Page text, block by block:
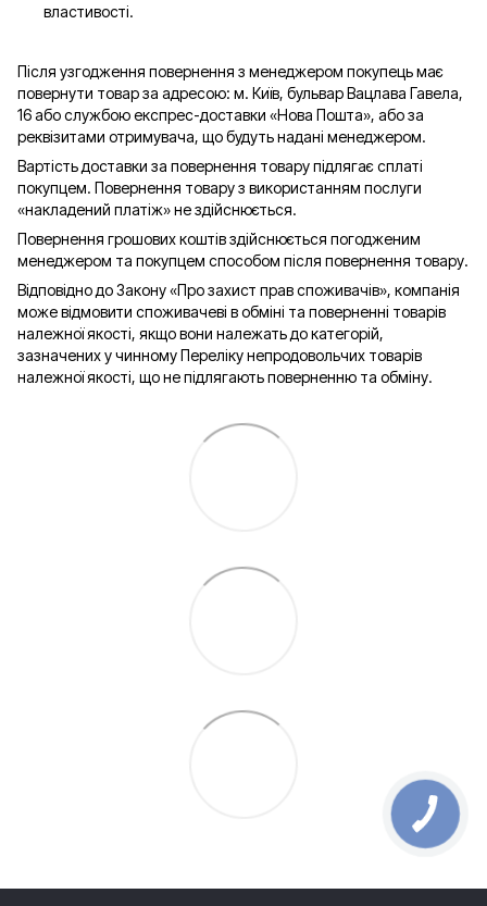
властивості.
Після узгодження повернення з менеджером покупець має
повернути товар за адресою: м. Київ, бульвар Вацлава Гавела,
16 або службою експрес-доставки «Нова Пошта», або за
реквізитами отримувача, що будуть надані менеджером.
Вартість доставки за повернення товару підлягає сплаті
покупцем. Повернення товару з використанням послуги
«накладений платіж» не здійснюється.
Повернення грошових коштів здійснюється погодженим
менеджером та покупцем способом після повернення товару.
Відповідно до Закону «Про захист прав споживачів», компанія
може відмовити споживачеві в обміні та поверненні товарів
належної якості, якщо вони належать до категорій,
зазначених у чинному Переліку непродовольчих товарів
належної якості, що не підлягають поверненню та обміну.